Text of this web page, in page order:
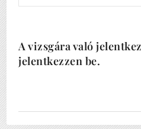
A vizsgára való
jelentkezzen be.